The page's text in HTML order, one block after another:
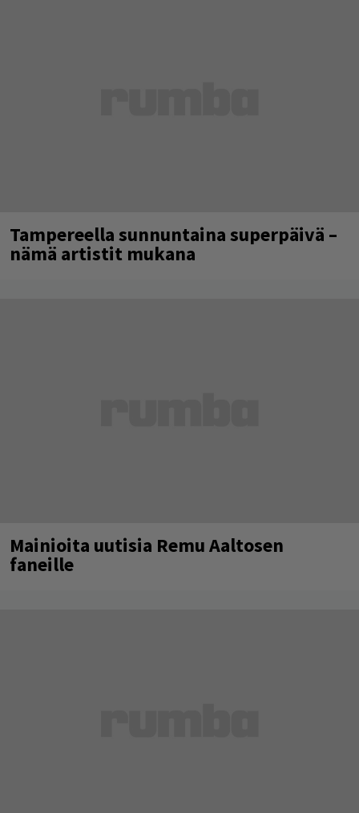
Tampereella sunnuntaina superpäivä –
nämä artistit mukana
Mainioita uutisia Remu Aaltosen
faneille